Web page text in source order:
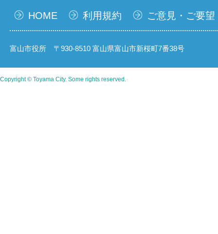
HOME 利用規約 ご意見・ご要望
富山市役所 〒930-8510 富山県富山市新桜町7番38号
Copyright © Toyama City. Some rights reserved.